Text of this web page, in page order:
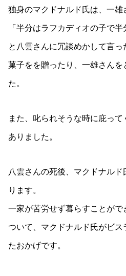
独身のマクドナルド氏は、一雄
「半分はラフカディオの子で半
と八雲さんに冗談めかして言
菓子をを贈ったり、一雄さんを
た。
また、叱られそうな時に庇っ
ありました。
八雲さんの死後、マクドナル
ります。
一家が苦労せず暮らすことが
ついて、マクドナルド氏がビ
たおかげです。